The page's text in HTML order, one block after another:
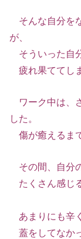
そんな自分を
が、
そういった自
疲れ果ててし
ワーク中は、
した。
傷が癒えるま
その間、自分
たくさん感じ
あまりにも辛
蓋をしてなか